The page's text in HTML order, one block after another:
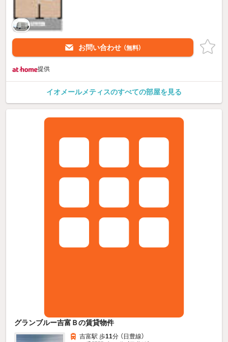
お問い合わせ （無料）
提供
イオメールメティスのすべての部屋を見る
グランブルー吉富Ｂの賃貸物件
吉富駅 歩11分 （日豊線）